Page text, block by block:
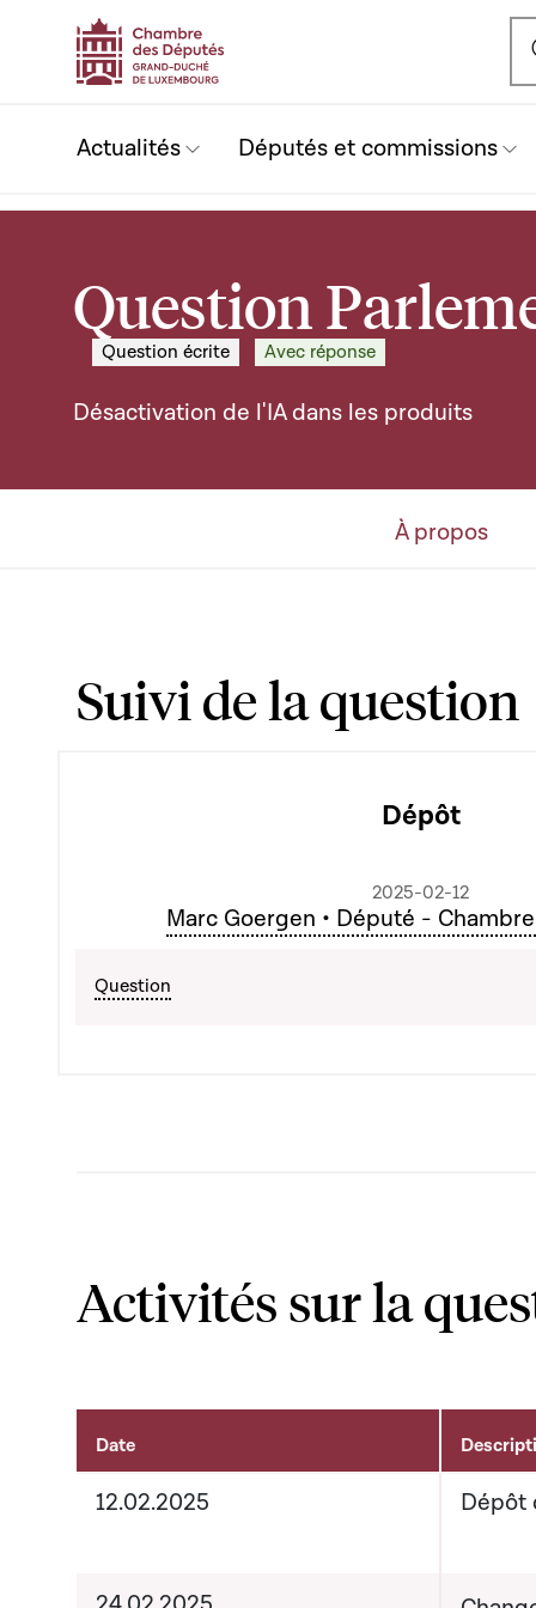
Actualités Députés et commissions
Question
Question écrite Avec réponse
Désactivation de l'IA dans les produits
À propos
Suivi de la question
Dépôt
2025-02-12
Marc Goergen • Député -
Question
Activités sur la
Activités liées au dossier
Date
12.02.2025 Dépôt